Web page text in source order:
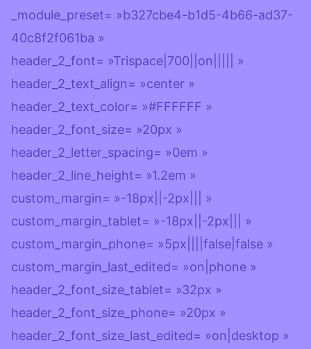
_module_preset= »b327cbe4-b1d5-4b66-ad37-
40c8f2f061ba »
header_2_font= »Trispace|700||on||||| »
header_2_text_align= »center »
header_2_text_color= »#FFFFFF »
header_2_font_size= »20px »
header_2_letter_spacing= »0em »
header_2_line_height= »1.2em »
custom_margin= »-18px||-2px||| »
custom_margin_tablet= »-18px||-2px||| »
custom_margin_phone= »5px||||false|false »
custom_margin_last_edited= »on|phone »
header_2_font_size_tablet= »32px »
header_2_font_size_phone= »20px »
header_2_font_size_last_edited= »on|desktop »